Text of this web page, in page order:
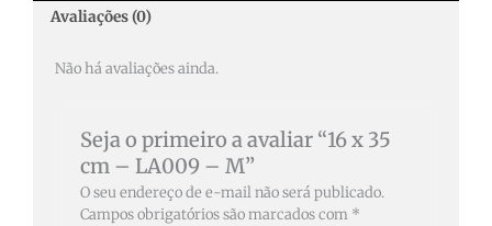
Avaliações (0)
Não há avaliações ainda.
Seja o primeiro a avaliar “16 x 35
cm – LA009 – M”
O seu endereço de e-mail não será publicado.
Campos obrigatórios são marcados com *